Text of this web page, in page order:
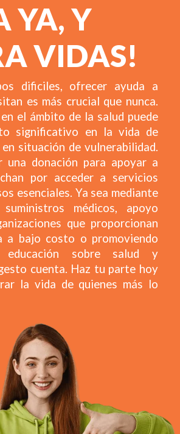
YA, Y
VIDAS!
dificiles, ofrecer ayuda a
es más crucial que nunca.
el ámbito de la salud puede
significativo en la vida de
situación de vulnerabilidad.
una donación para apoyar a
por acceder a servicios
esenciales. Ya sea mediante
médicos, apoyo
que proporcionan
a bajo costo o promoviendo
educación sobre salud y
cuenta. Haz tu parte hoy
la vida de quienes más lo